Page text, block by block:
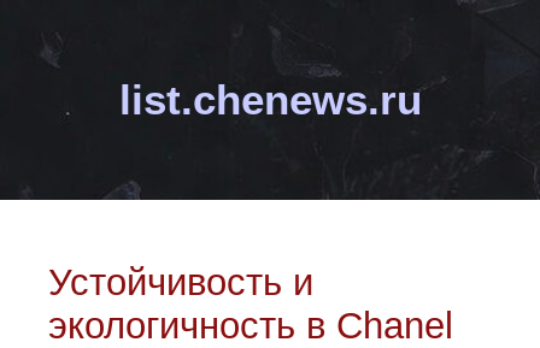
list.chenews.ru
Устойчивость и
экологичность в Chanel